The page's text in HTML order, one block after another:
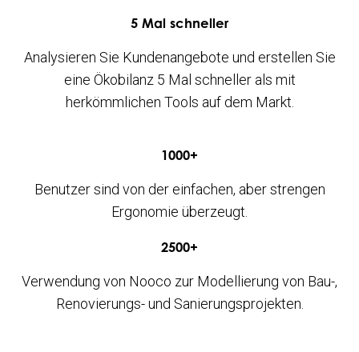
5 Mal schneller
Analysieren Sie Kundenangebote und erstellen Sie
eine Ökobilanz 5 Mal schneller als mit
herkömmlichen Tools auf dem Markt.
1000+
Benutzer sind von der einfachen, aber strengen
Ergonomie überzeugt.
2500+
Verwendung von Nooco zur Modellierung von Bau-,
Renovierungs- und Sanierungsprojekten.